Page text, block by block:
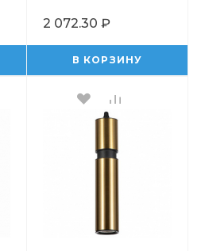
2 072.30 ₽
В КОРЗИНУ